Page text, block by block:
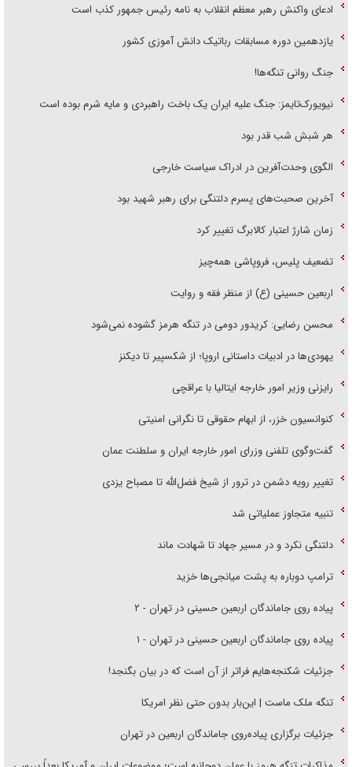
ادعای واکنش رهبر معظم انقلاب به نامه رئیس جمهور کذب است
یازدهمین دوره مسابقات رباتیک دانش آموزی کشور
جنگ روانی تنگه‌ها!
نیویورک‌تایمز: جنگ علیه ایران یک باخت راهبردی و مایه شرم بوده است
هر شبش شب قدر بود
الگوی وحدت‌آفرین در ادراک سیاست خارجی
آخرین صحبت‌های پسرم دلتنگی برای رهبر شهید بود
زمان شارژ اعتبار کالابرگ تغییر کرد
تضعیف پلیس، فروپاشی همه‌چیز
اربعین حسینی (ع) از منظر فقه و روایت
محسن رضایی: کریدور دومی در تنگه هرمز گشوده نمی‌شود
یهودی‌ها در ادبیات داستانی اروپا؛ از شکسپیر تا دیکنز
رایزنی وزیر امور خارجه ایتالیا با عراقچی
کنوانسیون خزر، از ابهام حقوقی تا نگرانی امنیتی
گفت‌وگوی تلفنی وزرای امور خارجه ایران و سلطنت عمان
تغییر رویه دشمن در ترور از شیخ فضل‌الله تا مصباح یزدی
تنبیه متجاوز عملیاتی شد
دلتنگی نکرد و در مسیر جهاد تا شهادت ماند
ترامپ دوباره به پشت میانجی‌ها خزید
پیاده روی جاماندگان اربعین حسینی در تهران - ۲
پیاده روی جاماندگان اربعین حسینی در تهران - ۱
جزئیات شکنجه‌هایم فراتر از آن است که در بیان بگنجد!
تنگه ملک ماست | این‌بار بدون حتی نظر امریکا
جزئیات برگزاری پیاده‌روی جاماندگان اربعین در تهران